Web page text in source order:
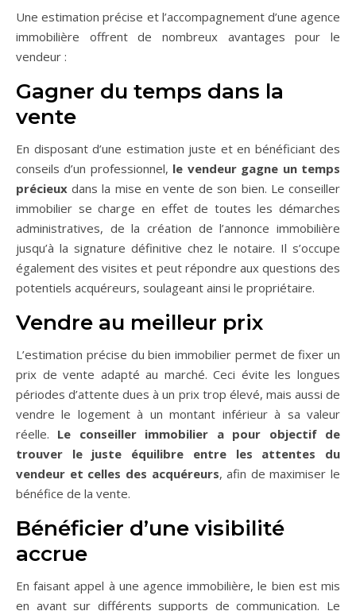
Une estimation précise et l’accompagnement d’une agence
immobilière offrent de nombreux avantages pour le
vendeur :
Gagner du temps dans la
vente
En disposant d’une estimation juste et en bénéficiant des
conseils d’un professionnel, le vendeur gagne un temps
précieux dans la mise en vente de son bien. Le conseiller
immobilier se charge en effet de toutes les démarches
administratives, de la création de l’annonce immobilière
jusqu’à la signature définitive chez le notaire. Il s’occupe
également des visites et peut répondre aux questions des
potentiels acquéreurs, soulageant ainsi le propriétaire.
Vendre au meilleur prix
L’estimation précise du bien immobilier permet de fixer un
prix de vente adapté au marché. Ceci évite les longues
périodes d’attente dues à un prix trop élevé, mais aussi de
vendre le logement à un montant inférieur à sa valeur
réelle. Le conseiller immobilier a pour objectif de
trouver le juste équilibre entre les attentes du
vendeur et celles des acquéreurs, afin de maximiser le
bénéfice de la vente.
Bénéficier d’une visibilité
accrue
En faisant appel à une agence immobilière, le bien est mis
en avant sur différents supports de communication. Le